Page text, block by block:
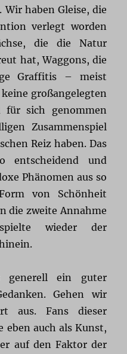
haben Gleise, die
verlegt worden
die die Natur
hat, Waggons, die
Graffitis – meist
großangelegten
für sich genommen
Zusammenspiel
Reiz haben. Das
entscheidend und
Phänomen aus so
von Schönheit
die zweite Annahme
wieder der
generell ein guter
Gehen wir
aus. Fans dieser
eben auch als Kunst,
auf den Faktor der